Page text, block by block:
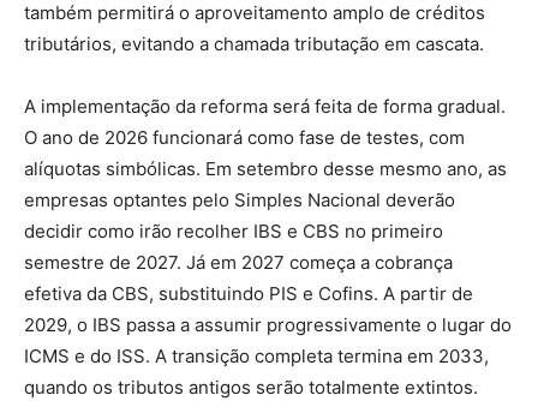
também permitirá o aproveitamento amplo de créditos
tributários, evitando a chamada tributação em cascata.
A implementação da reforma será feita de forma gradual.
O ano de 2026 funcionará como fase de testes, com
alíquotas simbólicas. Em setembro desse mesmo ano, as
empresas optantes pelo Simples Nacional deverão
decidir como irão recolher IBS e CBS no primeiro
semestre de 2027. Já em 2027 começa a cobrança
efetiva da CBS, substituindo PIS e Cofins. A partir de
2029, o IBS passa a assumir progressivamente o lugar do
ICMS e do ISS. A transição completa termina em 2033,
quando os tributos antigos serão totalmente extintos.